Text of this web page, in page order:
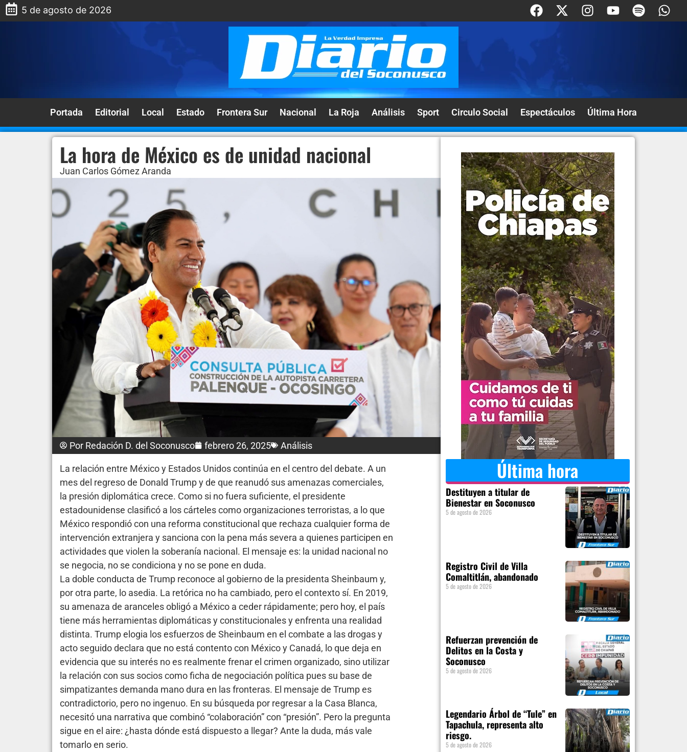
5 de agosto de 2026
Portada Editorial Local Estado Frontera Sur Nacional La Roja Análisis Sport Circulo Social Espectáculos Última Hora
La hora de México es de unidad nacional
Juan Carlos Gómez Aranda
Por Redación D. del Soconusco febrero 26, 2025 Análisis
La relación entre México y Estados Unidos continúa en el centro del debate. A un
mes del regreso de Donald Trump y de que reanudó sus amenazas comerciales,
la presión diplomática crece. Como si no fuera suficiente, el presidente
estadounidense clasificó a los cárteles como organizaciones terroristas, a lo que
México respondió con una reforma constitucional que rechaza cualquier forma de
intervención extranjera y sanciona con la pena más severa a quienes participen en
actividades que violen la soberanía nacional. El mensaje es: la unidad nacional no
se negocia, no se condiciona y no se pone en duda.
La doble conducta de Trump reconoce al gobierno de la presidenta Sheinbaum y,
por otra parte, lo asedia. La retórica no ha cambiado, pero el contexto sí. En 2019,
su amenaza de aranceles obligó a México a ceder rápidamente; pero hoy, el país
tiene más herramientas diplomáticas y constitucionales y enfrenta una realidad
distinta. Trump elogia los esfuerzos de Sheinbaum en el combate a las drogas y
acto seguido declara que no está contento con México y Canadá, lo que deja en
evidencia que su interés no es realmente frenar el crimen organizado, sino utilizar
la relación con sus socios como ficha de negociación política pues su base de
simpatizantes demanda mano dura en las fronteras. El mensaje de Trump es
contradictorio, pero no ingenuo. En su búsqueda por regresar a la Casa Blanca,
necesitó una narrativa que combinó “colaboración” con “presión”. Pero la pregunta
sigue en el aire: ¿hasta dónde está dispuesto a llegar? Ante la duda, más vale
tomarlo en serio.
Última hora
Destituyen a titular de
Bienestar en Soconusco
5 de agosto de 2026
Registro Civil de Villa
Comaltitlán, abandonado
5 de agosto de 2026
Refuerzan prevención de
Delitos en la Costa y
Soconusco
5 de agosto de 2026
Legendario Árbol de “Tule” en
Tapachula, representa alto
riesgo.
5 de agosto de 2026